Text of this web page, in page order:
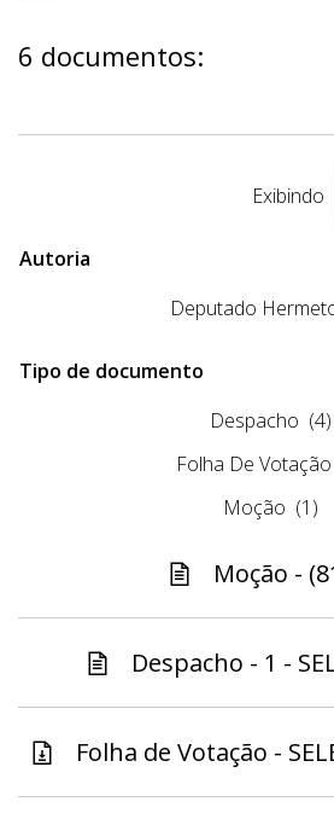
6 documentos:
Exibindo
Autoria
Deputado
Tipo de documento
Despacho (4)
Folha De Votação
Moção (1)
Moção -
Despacho - 1 -
Folha de Votação -